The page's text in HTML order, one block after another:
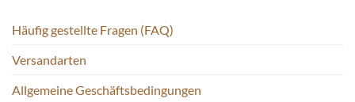
werden
Häufig gestellte Fragen (FAQ)
Versandarten
Allgemeine Geschäftsbedingungen